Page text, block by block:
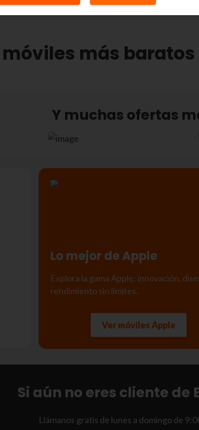
móviles más
Y muchas ofertas
Lo mejor de Apple
Explora la gama Apple: innovación,
rendimiento sin límites.
Ver móviles Apple
Si aún no eres cliente de
Llámanos gratis de lunes a domingo de